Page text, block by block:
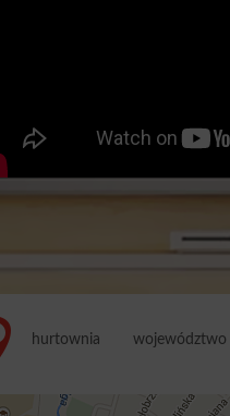
hurtownia województwo